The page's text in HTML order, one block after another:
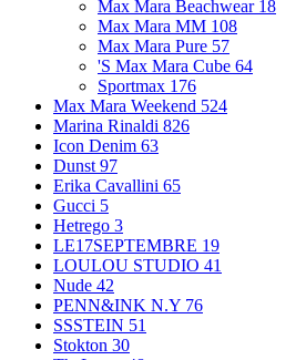
Max Mara Beachwear 18
Max Mara MM 108
Max Mara Pure 57
'S Max Mara Cube 64
Sportmax 176
Max Mara Weekend 524
Marina Rinaldi 826
Icon Denim 63
Dunst 97
Erika Cavallini 65
Gucci 5
Hetrego 3
LE17SEPTEMBRE 19
LOULOU STUDIO 41
Nude 42
PENN&INK N.Y 76
SSSTEIN 51
Stokton 30